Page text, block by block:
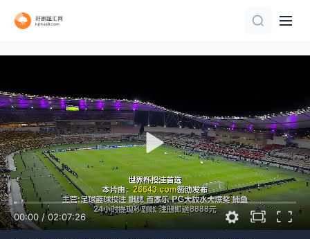
00:00 /02:07:26
正片
正片
更新至HD
正片
HD
正片
更新至HD
HD
正片
完结